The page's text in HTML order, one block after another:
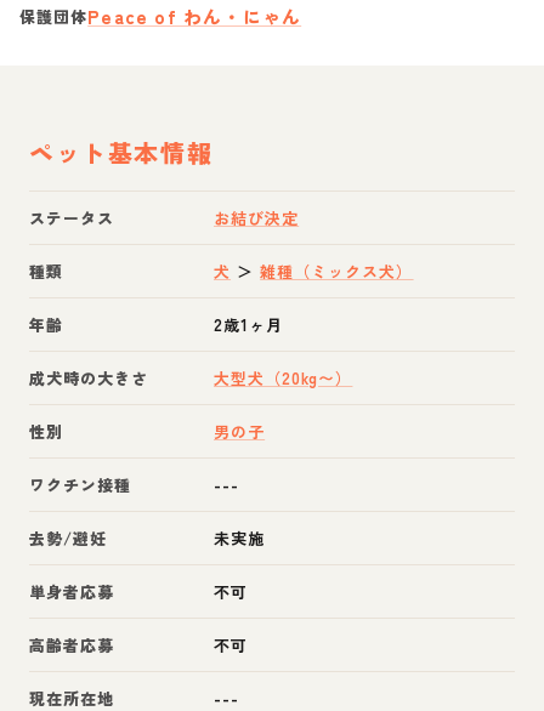
保護団体Peace of わん・にゃん
ペット基本情報
ステータス お結び決定
種類 犬 ＞雑種（ミックス犬）
年齢 2歳1ヶ月
成犬時の大きさ 大型犬（20kg〜）
性別 男の子
ワクチン接種 ---
去勢/避妊 未実施
単身者応募 不可
高齢者応募 不可
現在所在地 ---